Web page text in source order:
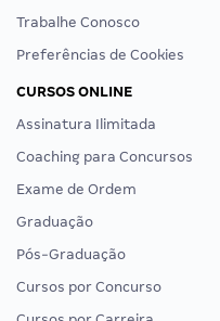
Trabalhe Conosco
Preferências de Cookies
CURSOS ONLINE
Assinatura Ilimitada
Coaching para Concursos
Exame de Ordem
Graduação
Pós-Graduação
Cursos por Concurso